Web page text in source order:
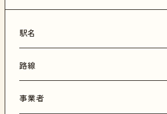
駅名
路線
事業者